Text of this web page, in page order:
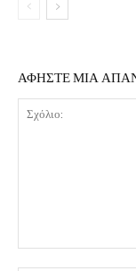
ΑΦΗΣΤΕ ΜΙΑ